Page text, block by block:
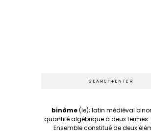
binôme(le); latin médiéval
quantité algébrique à deux termes.
Ensemble constitué de deux